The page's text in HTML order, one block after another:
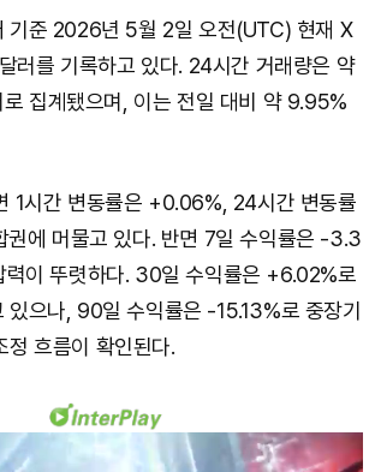
기준 2026년 5월 2일 오전(UTC) 현재 X
러를 기록하고 있다. 24시간 거래량은 약
집계됐으며, 이는 전일 대비 약 9.95%
1시간 변동률은 +0.06%, 24시간 변동률
에 머물고 있다. 반면 7일 수익률은 -3.3
력이 뚜렷하다. 30일 수익률은 +6.02%로
있으나, 90일 수익률은 -15.13%로 중장기
정 흐름이 확인된다.